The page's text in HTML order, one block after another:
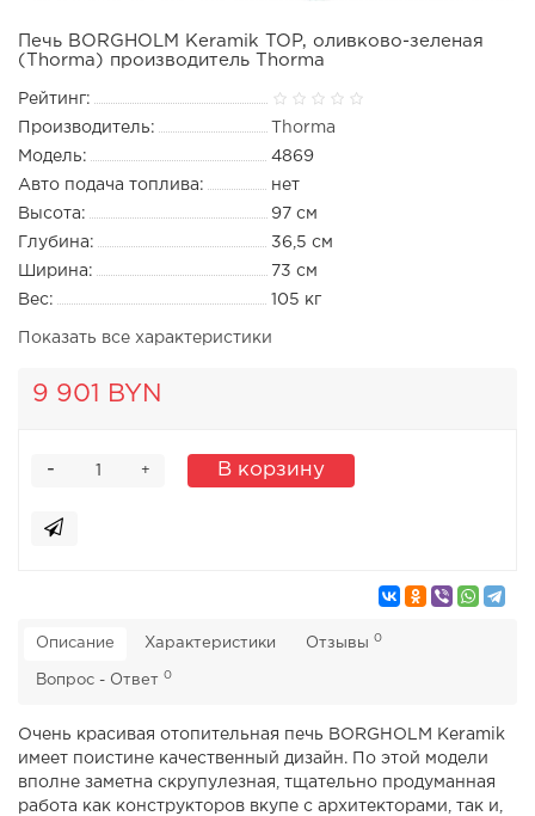
Печь BORGHOLM Keramik TOP, оливково-зеленая
(Thorma) производитель Thorma
Рейтинг:
Производитель:
Thorma
Модель:
4869
Авто подача топлива:
нет
Высота:
97 см
Глубина:
36,5 см
Ширина:
73 см
Вес:
105 кг
Показать все характеристики
9 901 BYN
+
- В корзину
Описание Характеристики Отзывы 0
Вопрос - Ответ 0
Очень красивая отопительная печь BORGHOLM Keramik
имеет поистине качественный дизайн. По этой модели
вполне заметна скрупулезная, тщательно продуманная
работа как конструкторов вкупе с архитекторами, так и,